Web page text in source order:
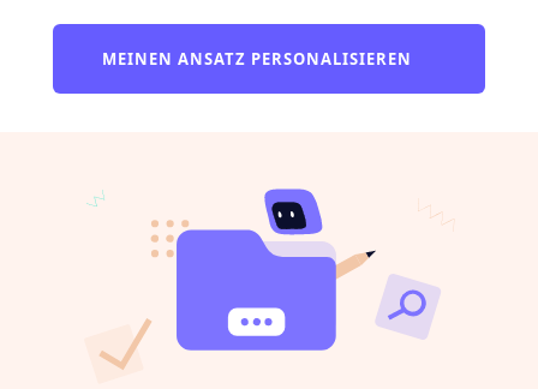
MEINEN ANSATZ PERSONALISIEREN